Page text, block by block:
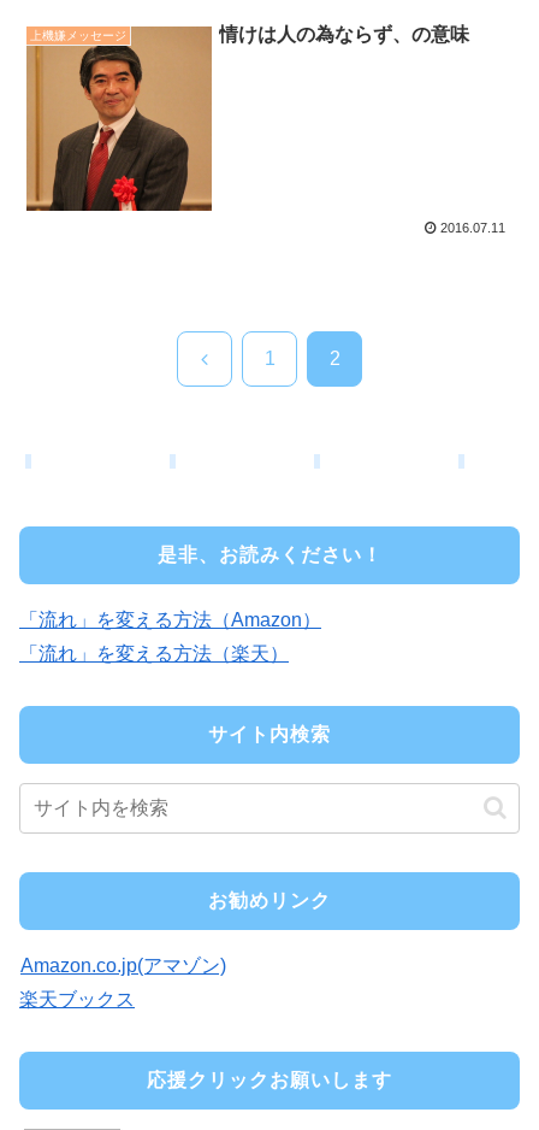
上機嫌メッセージ 情けは人の為ならず、の意味
2016.07.11
前 1 2
是非、お読みください！
「流れ」を変える方法（Amazon）
「流れ」を変える方法（楽天）
サイト内検索
お勧めリンク
Amazon.co.jp(アマゾン)
楽天ブックス
応援クリックお願いします